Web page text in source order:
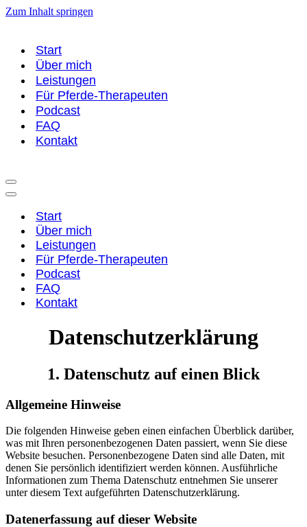
Zum Inhalt springen
Start
Über mich
Leistungen
Für Pferde-Therapeuten
Podcast
FAQ
Kontakt
Navigationsmenü
Navigationsmenü
Start
Über mich
Leistungen
Für Pferde-Therapeuten
Podcast
FAQ
Kontakt
Datenschutz­erklärung
1. Datenschutz auf einen Blick
Allgemeine Hinweise
Die folgenden Hinweise geben einen einfachen Überblick darüber,
was mit Ihren personenbezogenen Daten passiert, wenn Sie diese
Website besuchen. Personenbezogene Daten sind alle Daten, mit
denen Sie persönlich identifiziert werden können. Ausführliche
Informationen zum Thema Datenschutz entnehmen Sie unserer
unter diesem Text aufgeführten Datenschutzerklärung.
Datenerfassung auf dieser Website